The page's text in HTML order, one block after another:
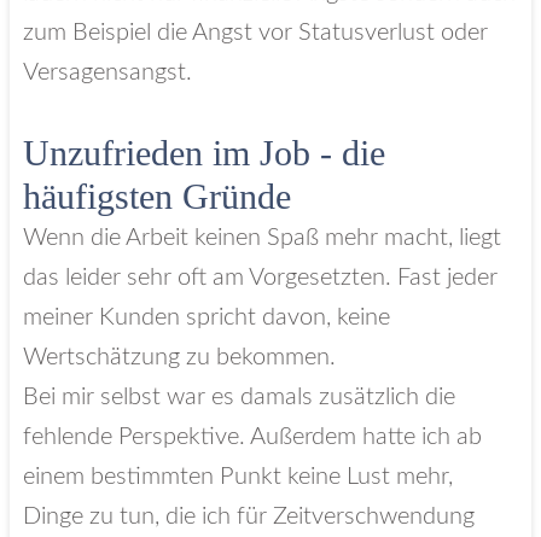
zum Beispiel die Angst vor Statusverlust oder
Versagensangst.
Unzufrieden im Job - die
häufigsten Gründe
Wenn die Arbeit keinen Spaß mehr macht, liegt
das leider sehr oft am Vorgesetzten. Fast jeder
meiner Kunden spricht davon, keine
Wertschätzung zu bekommen.
Bei mir selbst war es damals zusätzlich die
fehlende Perspektive. Außerdem hatte ich ab
einem bestimmten Punkt keine Lust mehr,
Dinge zu tun, die ich für Zeitverschwendung